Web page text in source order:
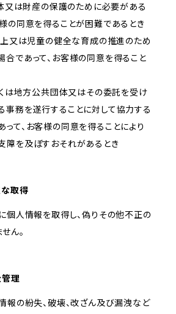
体又は財産の保護のために必要がある
の同意を得ることが困難であるとき
上又は児童の健全な育成の推進のため
合であって、お客様の同意を得ること
くは地方公共団体又はその委託を受け
事務を遂行することに対して協力する
て、お客様の同意を得ることにより
障を及ぼすおそれがあるとき
取得
個人情報を取得し、偽りその他不正の
ん。
理
報の紛失、破壊、改ざん及び漏洩など